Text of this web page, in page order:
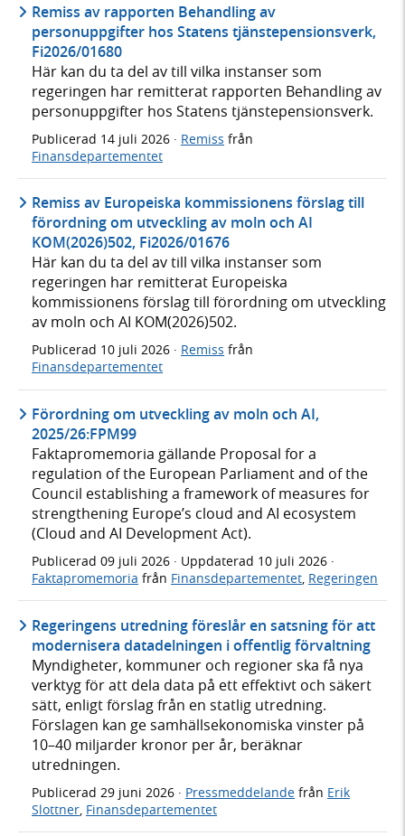
Remiss av rapporten Behandling av
personuppgifter hos Statens tjänstepensionsverk,
Fi2026/01680
Här kan du ta del av till vilka instanser som
regeringen har remitterat rapporten Behandling av
personuppgifter hos Statens tjänstepensionsverk.
Publicerad 14 juli 2026 · Remiss från
Finansdepartementet
Remiss av Europeiska kommissionens förslag till
förordning om utveckling av moln och AI
KOM(2026)502, Fi2026/01676
Här kan du ta del av till vilka instanser som
regeringen har remitterat Europeiska
kommissionens förslag till förordning om utveckling
av moln och AI KOM(2026)502.
Publicerad 10 juli 2026 · Remiss från
Finansdepartementet
Förordning om utveckling av moln och AI,
2025/26:FPM99
Faktapromemoria gällande Proposal for a
regulation of the European Parliament and of the
Council establishing a framework of measures for
strengthening Europe’s cloud and AI ecosystem
(Cloud and AI Development Act).
Publicerad 09 juli 2026 · Uppdaterad 10 juli 2026 ·
Faktapromemoria från Finansdepartementet, Regeringen
Regeringens utredning föreslår en satsning för att
modernisera datadelningen i offentlig förvaltning
Myndigheter, kommuner och regioner ska få nya
verktyg för att dela data på ett effektivt och säkert
sätt, enligt förslag från en statlig utredning.
Förslagen kan ge samhällsekonomiska vinster på
10–40 miljarder kronor per år, beräknar
utredningen.
Publicerad 29 juni 2026 · Pressmeddelande från Erik
Slottner Finansdepartementet